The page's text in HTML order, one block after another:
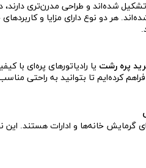
شده‌اند و طراحی مدرن‌تری دارند،
هر دو نوع دارای مزایا و
پره رشت یا رادیاتورهای پره‌ای با
کرده‌ایم تا بتوانید به راحتی
گرمایش خانه‌ها و ادارات هستند. این